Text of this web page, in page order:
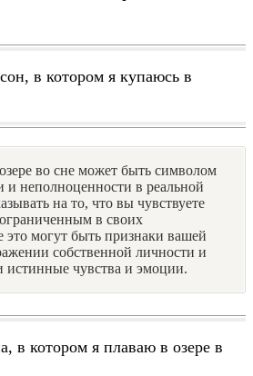
в котором я купаюсь в
во сне может быть символом
и неполноценности в реальной
на то, что вы чувствуете
в своих
это могут быть признаки вашей
собственной личности и
истинные чувства и эмоции.
в котором я плаваю в озере в